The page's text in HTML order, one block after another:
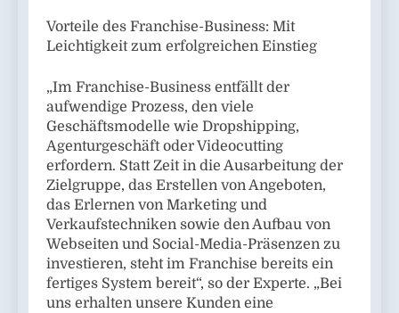
Vorteile des Franchise-Business: Mit
Leichtigkeit zum erfolgreichen Einstieg
„Im Franchise-Business entfällt der
aufwendige Prozess, den viele
Geschäftsmodelle wie Dropshipping,
Agenturgeschäft oder Videocutting
erfordern. Statt Zeit in die Ausarbeitung der
Zielgruppe, das Erstellen von Angeboten,
das Erlernen von Marketing und
Verkaufstechniken sowie den Aufbau von
Webseiten und Social-Media-Präsenzen zu
investieren, steht im Franchise bereits ein
fertiges System bereit“, so der Experte. „Bei
uns erhalten unsere Kunden eine